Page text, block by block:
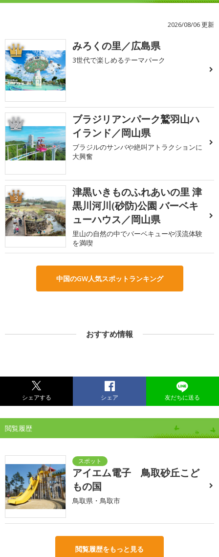
2026/08/06 更新
1 みろくの里／広島県
3世代で楽しめるテーマパーク
2
ブラジリアンパーク鷲羽山ハ
イランド／岡山県
ブラジルのサンバや絶叫アトラクションに
大興奮
3
津黒いきものふれあいの里 津
黒川河川(砂防)公園 バーベキ
ューハウス／岡山県
里山の自然の中でバーベキューや渓流体験
を満喫
中国のGW人気スポットランキング
おすすめ情報
シェアする シェア 友だちに送る
閲覧履歴
アイエム電子 鳥取砂丘こど
もの国
鳥取県・鳥取市
閲覧履歴をもっと見る